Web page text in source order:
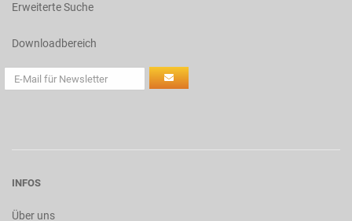
Erweiterte Suche
Downloadbereich
INFOS
Über uns